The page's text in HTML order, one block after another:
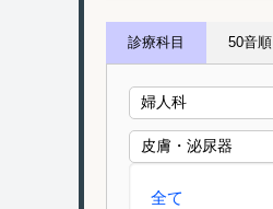
診療科目 50音順
婦人科
皮膚・泌尿器
全て